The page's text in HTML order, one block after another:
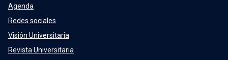
Agenda
Redes sociales
Visión Universitaria
Revista Universitaria